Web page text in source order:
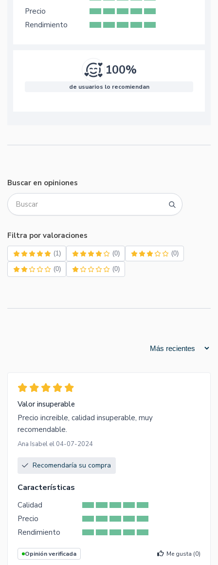
Precio
Rendimiento
100%
de usuarios lo recomiendan
Buscar en opiniones
Filtra por valoraciones
(1) (0) (0)
(0) (0)
Valor insuperable
Precio increible, calidad insuperable, muy
recomendable.
Ana Isabel el 04-07-2024
Recomendaría su compra
Características
Calidad
Precio
Rendimiento
Opinión verificada Me gusta (0)